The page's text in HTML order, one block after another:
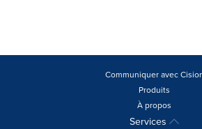
Communiquer avec
Produits
À propos
Services